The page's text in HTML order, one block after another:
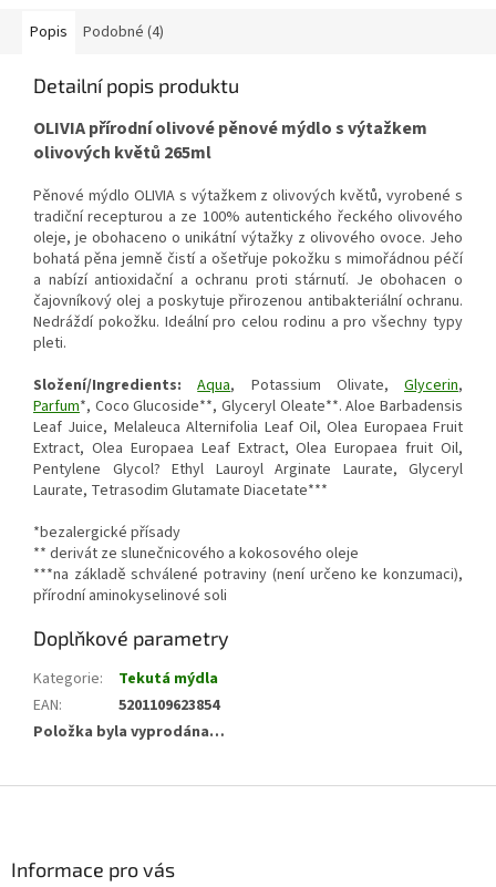
Popis Podobné (4)
Detailní popis produktu
OLIVIA přírodní olivové pěnové mýdlo s výtažkem
olivových květů 265ml
Pěnové mýdlo OLIVIA s výtažkem z olivových květů, vyrobené s
tradiční recepturou a ze 100% autentického řeckého olivového
oleje, je obohaceno o unikátní výtažky z olivového ovoce. Jeho
bohatá pěna jemně čistí a ošetřuje pokožku s mimořádnou péčí
a nabízí antioxidační a ochranu proti stárnutí. Je obohacen o
čajovníkový olej a poskytuje přirozenou antibakteriální ochranu.
Nedráždí pokožku. Ideální pro celou rodinu a pro všechny typy
pleti.
Složení/Ingredients:
Aqua, Potassium Olivate, Glycerin,
Parfum*, Coco Glucoside**, Glyceryl Oleate**. Aloe Barbadensis
Leaf Juice, Melaleuca Alternifolia Leaf Oil, Olea Europaea Fruit
Extract, Olea Europaea Leaf Extract, Olea Europaea fruit Oil,
Pentylene Glycol? Ethyl Lauroyl Arginate Laurate, Glyceryl
Laurate, Tetrasodim Glutamate Diacetate***
*bezalergické přísady
** derivát ze slunečnicového a kokosového oleje
***na základě schválené potraviny (není určeno ke konzumaci),
přírodní aminokyselinové soli
Doplňkové parametry
Kategorie:
Tekutá mýdla
EAN:
5201109623854
Položka byla vyprodána…
Informace pro vás